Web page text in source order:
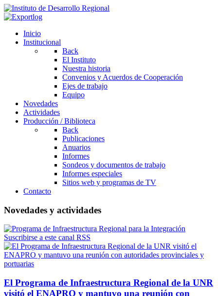
Inicio
Institucional
Back
El Instituto
Nuestra historia
Convenios y Acuerdos de Cooperación
Ejes de trabajo
Equipo
Novedades
Actividades
Producción / Biblioteca
Back
Publicaciones
Anuarios
Informes
Sondeos y documentos de trabajo
Informes especiales
Sitios web y programas de TV
Contacto
Novedades y actividades
Suscribirse a este canal RSS
El Programa de Infraestructura Regional de la UNR
visitó el ENAPRO y mantuvo una reunión con